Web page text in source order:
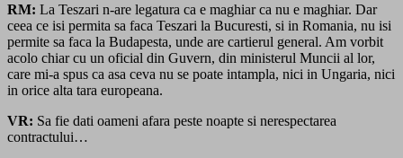
RM: La Teszari n-are legatura ca e maghiar ca nu e maghiar. Dar
ceea ce isi permita sa faca Teszari la Bucuresti, si in Romania, nu isi
permite sa faca la Budapesta, unde are cartierul general. Am vorbit
acolo chiar cu un oficial din Guvern, din ministerul Muncii al lor,
care mi-a spus ca asa ceva nu se poate intampla, nici in Ungaria, nici
in orice alta tara europeana.
VR: Sa fie dati oameni afara peste noapte si nerespectarea
contractului…